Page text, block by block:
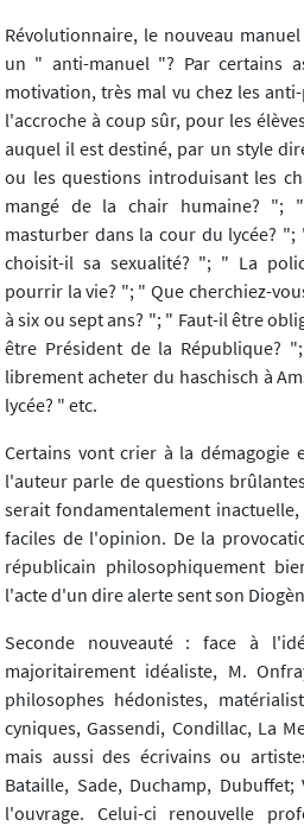
Révolutionnaire, le nouveau
un " anti-manuel "? Par certains
motivation, très mal vu chez les
l'accroche à coup sûr, pour les
auquel il est destiné, par un style
ou les questions introduisant les
mangé de la chair humaine? ";
masturber dans la cour du lycée?
choisit-il sa sexualité? "; " La
pourrir la vie? "; " Que cherchiez-
à six ou sept ans? "; " Faut-il être
être Président de la République?
librement acheter du haschisch à
lycée? " etc.
Certains vont crier à la démagogie
l'auteur parle de questions
serait fondamentalement
faciles de l'opinion. De la
républicain philosophiquement
l'acte d'un dire alerte sent son
Seconde nouveauté : face à
majoritairement idéaliste, M.
philosophes hédonistes,
cyniques, Gassendi, Condillac, La
mais aussi des écrivains ou
Bataille, Sade, Duchamp,
l'ouvrage. Celui-ci renouvelle